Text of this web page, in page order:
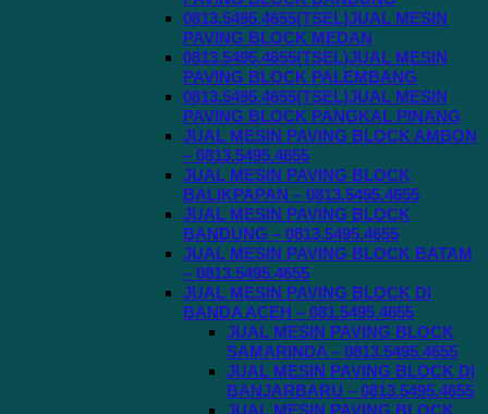
0813.5495.4655(TSEL)JUAL MESIN
PAVING BLOCK MEDAN
0813.5495.4655(TSEL)JUAL MESIN
PAVING BLOCK PALEMBANG
0813.5495.4655(TSEL)JUAL MESIN
PAVING BLOCK PANGKAL PINANG
JUAL MESIN PAVING BLOCK AMBON
– 0813.5495.4655
JUAL MESIN PAVING BLOCK
BALIKPAPAN – 0813.5495.4655
JUAL MESIN PAVING BLOCK
BANDUNG – 0813.5495.4655
JUAL MESIN PAVING BLOCK BATAM
– 0813.5495.4655
JUAL MESIN PAVING BLOCK DI
BANDA ACEH – 081.5495.4655
JUAL MESIN PAVING BLOCK
SAMARINDA – 0813.5495.4655
JUAL MESIN PAVING BLOCK DI
BANJARBARU – 0813.5495.4655
JUAL MESIN PAVING BLOCK